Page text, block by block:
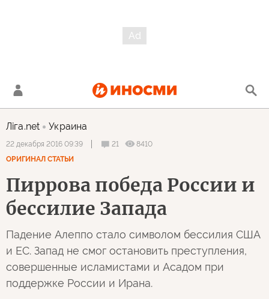
Лiга.net Украина
22 декабря 2016 09:39 21
8410
ОРИГИНАЛ СТАТЬИ
Пиррова победа России и
бессилие Запада
Падение Алеппо стало символом бессилия США
и ЕС. Запад не смог остановить преступления,
совершенные исламистами и Асадом при
поддержке России и Ирана.